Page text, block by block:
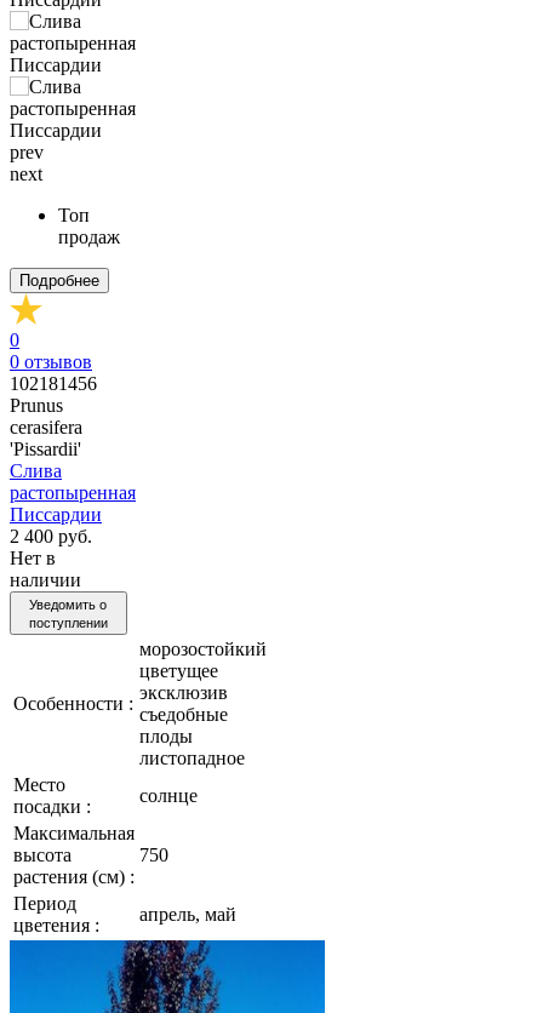
prev
next
Топ
продаж
Подробнее
0
0 отзывов
102181456
Prunus
cerasifera
'Pissardii'
Слива
растопыренная
Писсардии
2 400 руб.
Нет в
наличии
Уведомить о
поступлении
Особенности :
морозостойкий
цветущее
эксклюзив
съедобные
плоды
листопадное
Место
посадки :
солнце
Максимальная
высота
растения (см) :
750
Период
цветения :
апрель, май